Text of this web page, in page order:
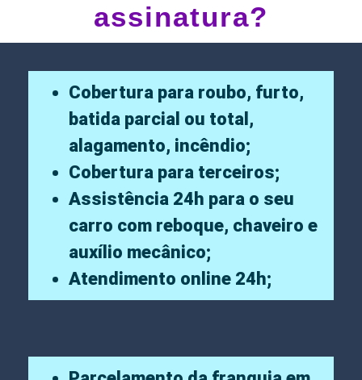
assinatura?
Cobertura para roubo, furto,
batida parcial ou total,
alagamento, incêndio;
Cobertura para terceiros;
Assistência 24h para o seu
carro com reboque, chaveiro e
auxílio mecânico;
Atendimento online 24h;